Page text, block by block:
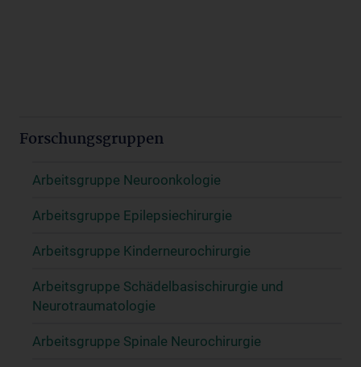
Forschungsgruppen
Arbeitsgruppe Neuroonkologie
Arbeitsgruppe Epilepsiechirurgie
Arbeitsgruppe Kinderneurochirurgie
Arbeitsgruppe Schädelbasischirurgie und
Neurotraumatologie
Arbeitsgruppe Spinale Neurochirurgie